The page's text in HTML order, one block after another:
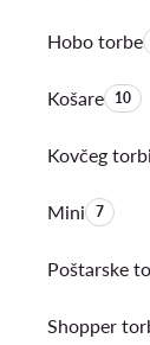
Hobo torbe
Košare 10
Kovčeg
Mini 7
Poštarske
Shopper